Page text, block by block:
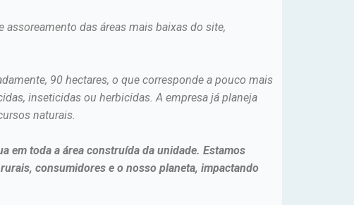
das áreas mais baixas do site,
90 hectares, o que corresponde a pouco mais
inseticidas ou herbicidas. A empresa já planeja
naturais.
em toda a área construída da unidade. Estamos
consumidores e o nosso planeta, impactando